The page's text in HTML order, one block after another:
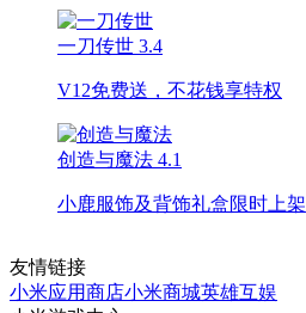
一刀传世 3.4
V12免费送，不花钱享特权
创造与魔法 4.1
小鹿服饰及背饰礼盒限时上架
友情链接
小米应用商店小米商城英雄互娱